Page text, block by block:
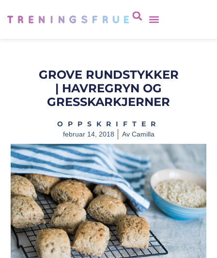
GROVE RUNDSTYKKER
| HAVREGRYN OG
GRESSKARKJERNER
OPPSKRIFTER
februar 14, 2018 AvCamilla